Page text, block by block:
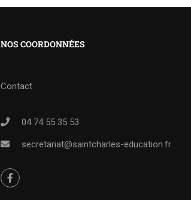
NOS COORDONNÉES
Contact
04 74 55 35 53
secretariat@saintcharles-education.fr